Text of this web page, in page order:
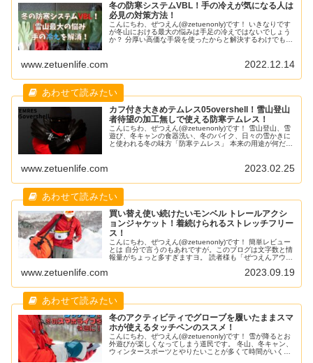
冬の防寒システムVBL！手の冷えが気になる人は
必見の対策方法！
こんにちわ、ぜつえん(@zetuenonly)です！ いきなりです
が冬山における最大の悩みは手足の冷えではないでしょう
か？ 分厚い高価な手袋を使ったからと解決するわけでもな
言えませんが、自分の中で革命的なシステムで
www.zetuenlife.com 2022.12.14
カフ付き大きめテムレス05overshell！雪山登山
者待望の加工無しで使える防寒テムレス！
こんにちわ、ぜつえん(@zetuenonly)です！ 雪山登山、雪
遊び、冬キャンの食器洗い、冬のバイク、日々の雪かきに
と使われる冬の味方「防寒テムレス」 本来の用途が何だっ
のファーストインプレッションですが、テムレス自体は使
い知られた製品で使用感に問題はないでしょう。
www.zetuenlife.com 2023.02.25
買い替え使い続けたいモンベル トレールアクシ
ョンジャケット！着続けられるストレッチフリー
ス！
こんにちわ、ぜつえん(@zetuenonly)です！ 簡単レビュー
とは 自分で言うのもあれですが。このブログは文字数と情
報量がちょっと多すぎますヨ。 読者様も「ぜつえんアウト
くなりがち。 結果、記事数は減りま
www.zetuenlife.com 2023.09.19
冬のアクティビティでグローブを履いたままスマ
ホが使えるタッチペンのススメ！
こんにちわ、ぜつえん(@zetuenonly)です！ 雪が降るとお
外遊びが楽しくなってしまう道民です。 冬山、冬キャン、
ウィンタースポーツとやりたいことが多くて時間がいくら